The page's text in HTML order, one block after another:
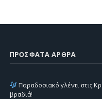
ΠΡΌΣΦΑΤΑ ΆΡΘΡΑ
Παραδοσιακό γλέντι στις
βραδιά!